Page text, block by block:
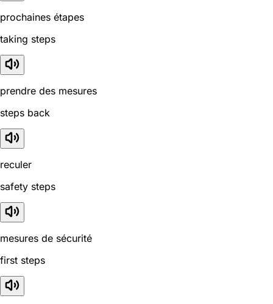
prochaines étapes
taking steps
prendre des mesures
steps back
reculer
safety steps
mesures de sécurité
first steps